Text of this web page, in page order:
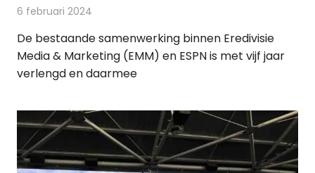
6 februari 2024
De bestaande samenwerking binnen Eredivisie
Media & Marketing (EMM) en ESPN is met vijf jaar
verlengd en daarmee